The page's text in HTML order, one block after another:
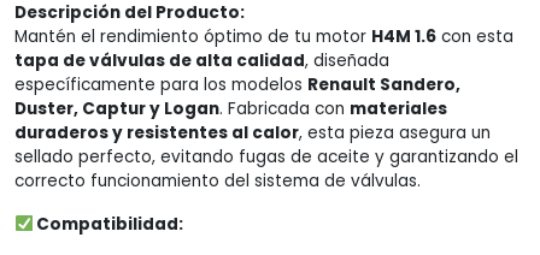
Descripción del Producto:
Mantén el rendimiento óptimo de tu motor H4M 1.6 con esta
tapa de válvulas de alta calidad, diseñada
específicamente para los modelos Renault Sandero,
Duster, Captur y Logan. Fabricada con materiales
duraderos y resistentes al calor, esta pieza asegura un
sellado perfecto, evitando fugas de aceite y garantizando el
correcto funcionamiento del sistema de válvulas.
Compatibilidad: